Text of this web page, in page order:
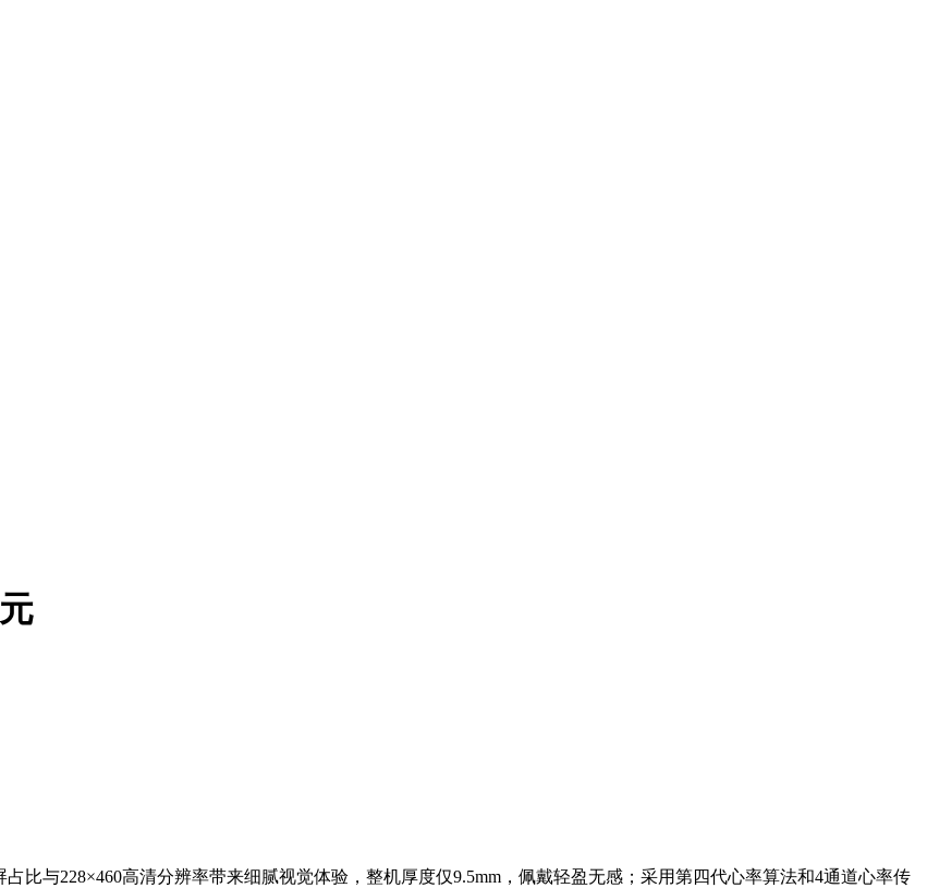
比与228×460高清分辨率带来细腻视觉体验，整机厚度仅9.5mm，佩戴轻盈无感；采用第四代心率算法和4通道心率传